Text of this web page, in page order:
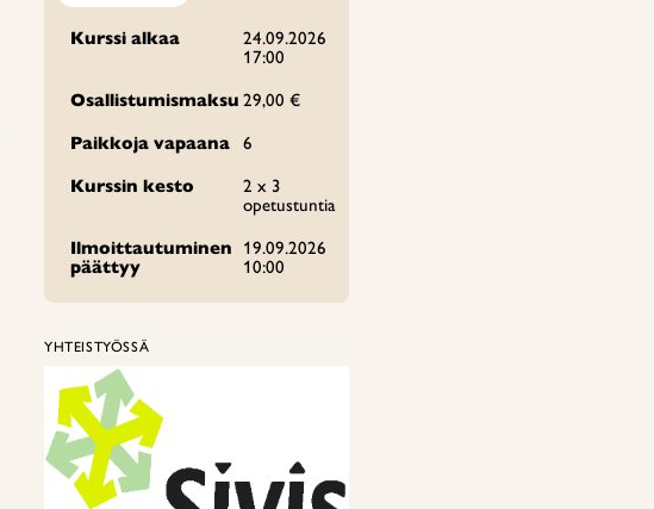
Kurssi alkaa
24.09.2026
17:00
Osallistumismaksu 29,00 €
Paikkoja vapaana
6
Kurssin kesto
2 x 3
opetustuntia
Ilmoittautuminen
päättyy
19.09.2026
10:00
YHTEISTYÖSSÄ